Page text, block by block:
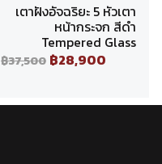
เตาฝังอัจฉริยะ 5 หัวเตา
หน้ากระจก สีดำ
Tempered Glass
฿37,500 ฿28,900